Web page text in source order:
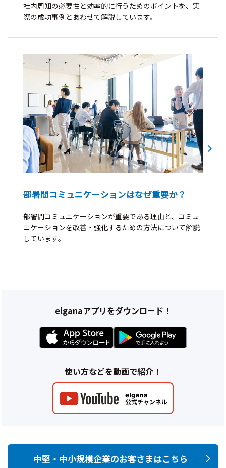
社内周知の必要性と効率的に行うためのポイントを、実
際の成功事例とあわせて解説しています。
部署間コミュニケーションはなぜ重要か？
部署間コミュニケーションが重要である理由と、コミュ
ニケーションを改善・強化するための方法について解説
しています。
elganaアプリをダウンロード！
使い方などを動画で紹介！
中堅・中小規模企業のお客さまはこちら